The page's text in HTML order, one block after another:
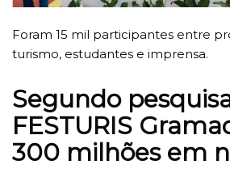
Foram 15 mil participantes entre
turismo, estudantes e imprensa.
Segundo
FESTURIS
300 milhões em